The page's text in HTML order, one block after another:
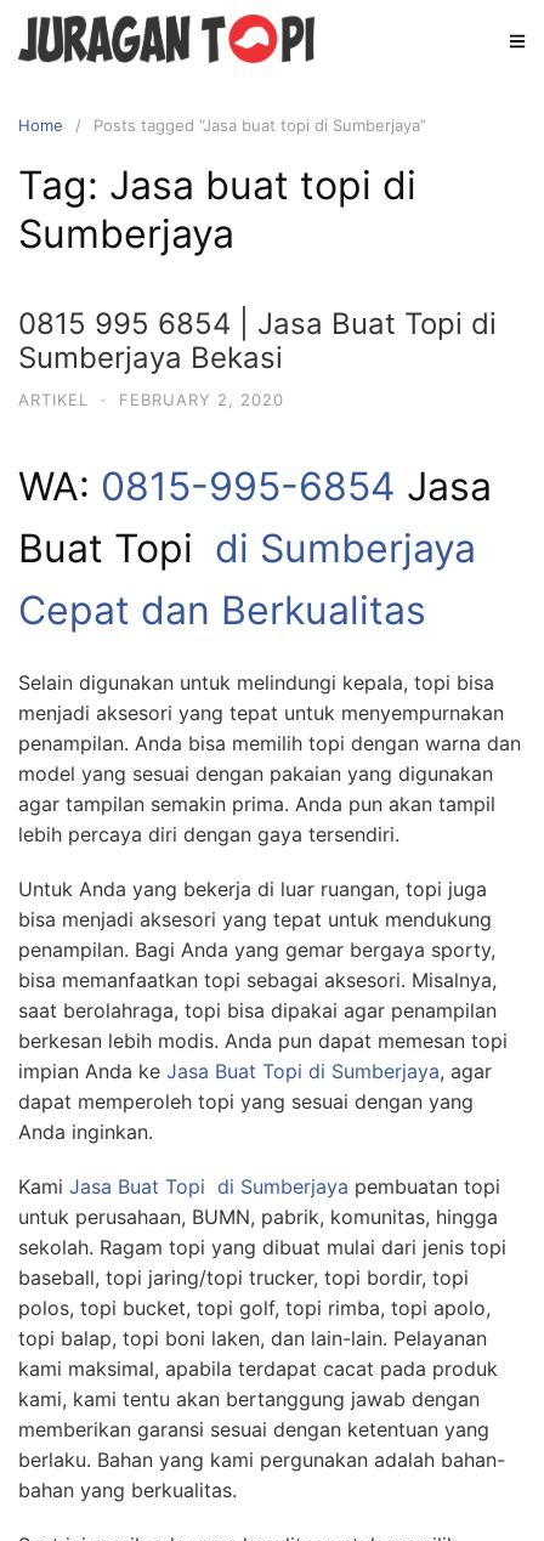
Skip
Home Posts tagged “Jasa buat topi di Sumberjaya”
Tag: Jasa buat topi di
Sumberjaya
0815 995 6854 | Jasa Buat Topi di
Sumberjaya Bekasi
ARTIKEL · FEBRUARY 2, 2020
WA: 0815-995-6854 Jasa
Buat Topi di Sumberjaya
Cepat dan Berkualitas
Selain digunakan untuk melindungi kepala, topi bisa
menjadi aksesori yang tepat untuk menyempurnakan
penampilan. Anda bisa memilih topi dengan warna dan
model yang sesuai dengan pakaian yang digunakan
agar tampilan semakin prima. Anda pun akan tampil
lebih percaya diri dengan gaya tersendiri.
Untuk Anda yang bekerja di luar ruangan, topi juga
bisa menjadi aksesori yang tepat untuk mendukung
penampilan. Bagi Anda yang gemar bergaya sporty,
bisa memanfaatkan topi sebagai aksesori. Misalnya,
saat berolahraga, topi bisa dipakai agar penampilan
berkesan lebih modis. Anda pun dapat memesan topi
impian Anda ke Jasa Buat Topi di Sumberjaya, agar
dapat memperoleh topi yang sesuai dengan yang
Anda inginkan.
Kami Jasa Buat Topi di Sumberjaya pembuatan topi
untuk perusahaan, BUMN, pabrik, komunitas, hingga
sekolah. Ragam topi yang dibuat mulai dari jenis topi
baseball, topi jaring/topi trucker, topi bordir, topi
polos, topi bucket, topi golf, topi rimba, topi apolo,
topi balap, topi boni laken, dan lain-lain. Pelayanan
kami maksimal, apabila terdapat cacat pada produk
kami, kami tentu akan bertanggung jawab dengan
memberikan garansi sesuai dengan ketentuan yang
berlaku. Bahan yang kami pergunakan adalah bahan-
bahan yang berkualitas.